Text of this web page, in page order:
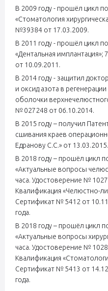
В 2009 году - прошёл цикл
«Стоматология
№39384 от 17.03.2009.
В 2011 году - прошёл цикл
«Дентальная
от 10.09.2011.
В 2014 году - защитил
и оксид азота в
оболочки
№ 027248 от 06.10.2014.
В 2015 году – получил
сшивания краев
Едранову С.С.» от 13.03.2015.
В 2018 году – прошёл цикл
«Актуальные вопросы
часа. Удостоверение №
Квалификация «Челюстно-
Сертификат № 5412 от
года.
В 2018 году – прошёл цикл
«Актуальные вопросы
часа. Удостоверение №
Квалификация
Сертификат № 5413 от
года.